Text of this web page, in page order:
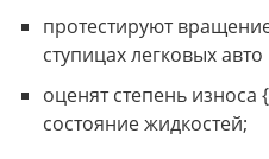
протестируют
ступицах легковых
оценят степень
состояние жидкостей;